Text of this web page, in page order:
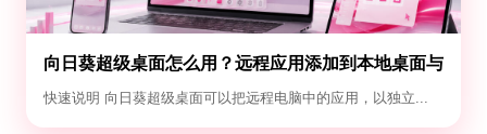
向日葵超级桌面怎么用？远程应用添加到本地桌面与
退出教程
快速说明 向日葵超级桌面可以把远程电脑中的应用，以独立...